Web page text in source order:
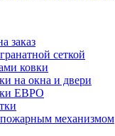
заказ
сеткой
ковки
на окна и двери
ЕВРО
механизмом